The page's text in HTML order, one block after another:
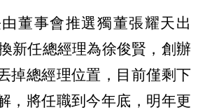
董事會推選獨董張耀天出
新任總經理為徐俊賢，創辦
掉總經理位置，目前僅剩下
，將任職到今年底，明年更